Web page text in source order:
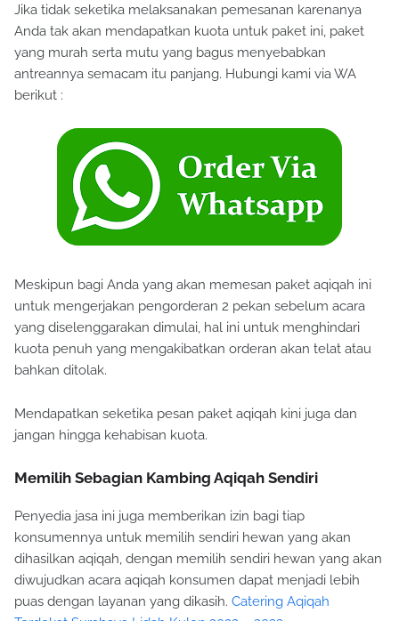
Jika tidak seketika melaksanakan pemesanan karenanya
Anda tak akan mendapatkan kuota untuk paket ini, paket
yang murah serta mutu yang bagus menyebabkan
antreannya semacam itu panjang. Hubungi kami via WA
berikut :
Meskipun bagi Anda yang akan memesan paket aqiqah ini
untuk mengerjakan pengorderan 2 pekan sebelum acara
yang diselenggarakan dimulai, hal ini untuk menghindari
kuota penuh yang mengakibatkan orderan akan telat atau
bahkan ditolak.
Mendapatkan seketika pesan paket aqiqah kini juga dan
jangan hingga kehabisan kuota.
Memilih Sebagian Kambing Aqiqah Sendiri
Penyedia jasa ini juga memberikan izin bagi tiap
konsumennya untuk memilih sendiri hewan yang akan
dihasilkan aqiqah, dengan memilih sendiri hewan yang akan
diwujudkan acara aqiqah konsumen dapat menjadi lebih
puas dengan layanan yang dikasih. Catering Aqiqah